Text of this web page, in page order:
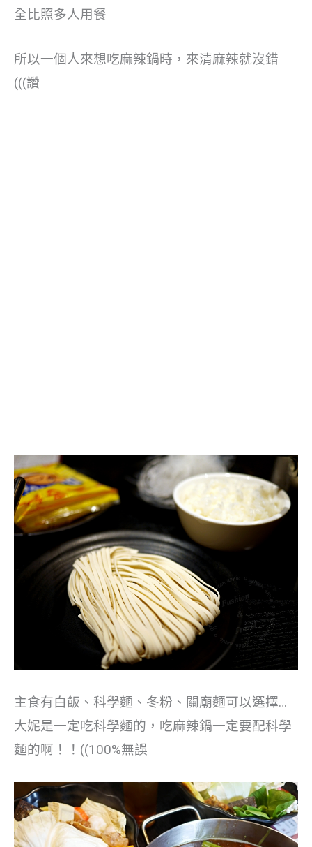
全比照多人用餐
所以一個人來想吃麻辣鍋時，來清麻辣就沒錯
(((讚
主食有白飯、科學麵、冬粉、關廟麵可以選擇…
大妮是一定吃科學麵的，吃麻辣鍋一定要配科學
麵的啊！！((100%無誤